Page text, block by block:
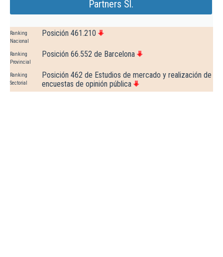
Partners Sl.
Ranking
Nacional
Posición 461.210
Ranking
Provincial
Posición 66.552 de Barcelona
Ranking
Sectorial
Posición 462 de Estudios de mercado y realización de
encuestas de opinión pública